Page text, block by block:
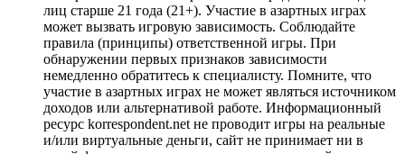
лиц старше 21 года (21+). Участие в азартных играх
может вызвать игровую зависимость. Соблюдайте
правила (принципы) ответственной игры. При
обнаружении первых признаков зависимости
немедленно обратитесь к специалисту. Помните, что
участие в азартных играх не может являться источником
доходов или альтернативой работе. Информационный
ресурс korrespondent.net не проводит игры на реальные
и/или виртуальные деньги, сайт не принимает ни в